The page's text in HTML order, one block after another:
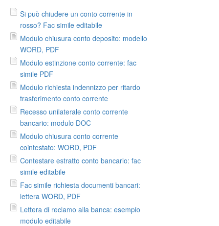
Si può chiudere un conto corrente in
rosso? Fac simile editabile
Modulo chiusura conto deposito: modello
WORD, PDF
Modulo estinzione conto corrente: fac
simile PDF
Modulo richiesta indennizzo per ritardo
trasferimento conto corrente
Recesso unilaterale conto corrente
bancario: modulo DOC
Modulo chiusura conto corrente
cointestato: WORD, PDF
Contestare estratto conto bancario: fac
simile editabile
Fac simile richiesta documenti bancari:
lettera WORD, PDF
Lettera di reclamo alla banca: esempio
modulo editabile